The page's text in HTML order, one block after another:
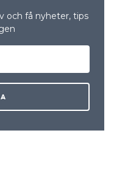
och få nyheter, tips